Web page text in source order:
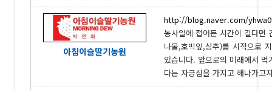
아침이슬딸기농원
http://blog.naver.com/
농사일에 접어든 시간이 길다면
나물,호박잎,상추)를 시작으로
있습니다. 앞으로의 미래에서
다는 자긍심을 가지고 해나가